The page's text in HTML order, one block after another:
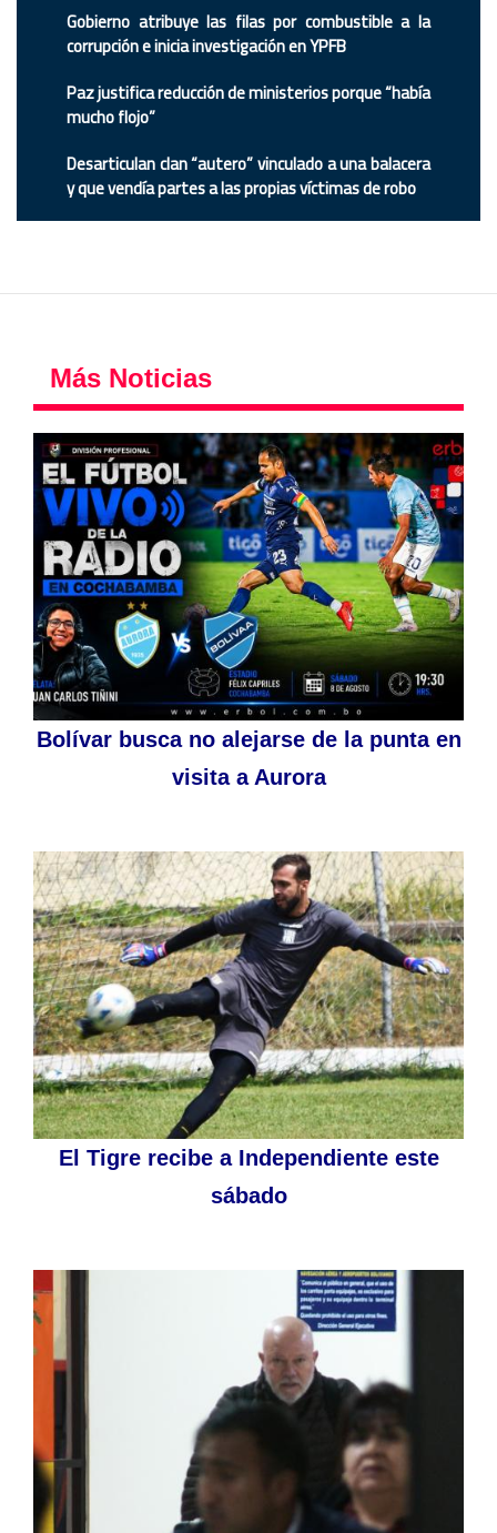
Gobierno atribuye las filas por combustible a la
corrupción e inicia investigación en YPFB
Paz justifica reducción de ministerios porque “había
mucho flojo”
Desarticulan clan “autero” vinculado a una balacera
y que vendía partes a las propias víctimas de robo
Más Noticias
Bolívar busca no alejarse de la punta en
visita a Aurora
El Tigre recibe a Independiente este
sábado